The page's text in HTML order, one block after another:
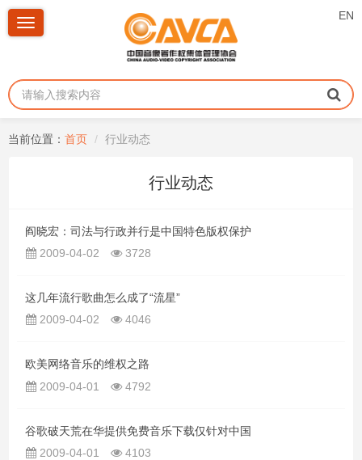
EN
Toggle
当前位置： 首页 行业动态
行业动态
阎晓宏：司法与行政并行是中国特色版权保护
2009-04-02
3728
这几年流行歌曲怎么成了“流星”
2009-04-02
4046
欧美网络音乐的维权之路
2009-04-01
4792
谷歌破天荒在华提供免费音乐下载仅针对中国
2009-04-01
4103